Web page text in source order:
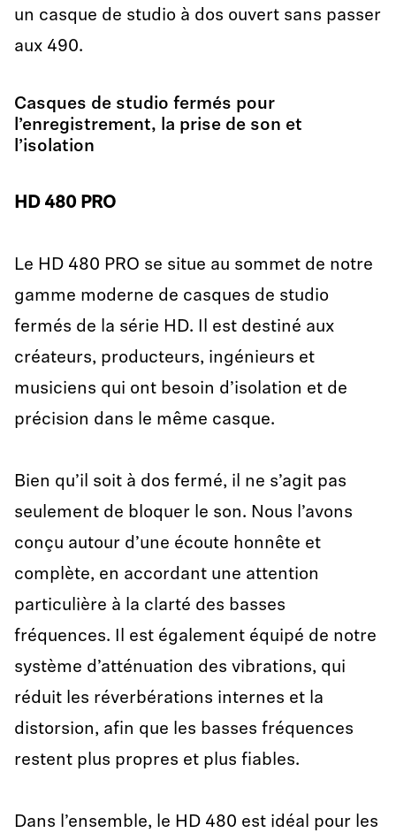
un casque de studio à dos ouvert sans passer
aux 490.
Casques de studio fermés pour
l’enregistrement, la prise de son et
l’isolation
HD 480 PRO
Le HD 480 PRO se situe au sommet de notre
gamme moderne de casques de studio
fermés de la série HD. Il est destiné aux
créateurs, producteurs, ingénieurs et
musiciens qui ont besoin d’isolation et de
précision dans le même casque.
Bien qu’il soit à dos fermé, il ne s’agit pas
seulement de bloquer le son. Nous l’avons
conçu autour d’une écoute honnête et
complète, en accordant une attention
particulière à la clarté des basses
fréquences. Il est également équipé de notre
système d’atténuation des vibrations, qui
réduit les réverbérations internes et la
distorsion, afin que les basses fréquences
restent plus propres et plus fiables.
Dans l’ensemble, le HD 480 est idéal pour les